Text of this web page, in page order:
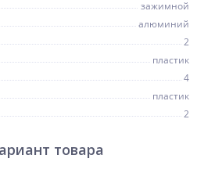
зажимной
алюминий
2
пластик
4
пластик
2
товара